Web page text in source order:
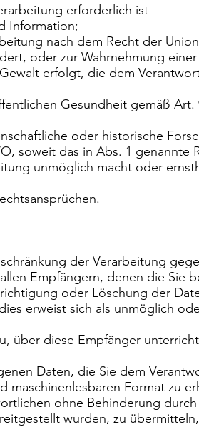
erforderlich ist
Information;
nach dem Recht der
oder zur Wahrnehmung
erfolgt, die dem
Gesundheit gemäß Art.
oder historische
soweit das in Abs. 1 genannte
unmöglich macht oder
der Verarbeitung
Empfängern, denen die Sie
oder Löschung der
erweist sich als unmöglich
über diese Empfänger
Daten, die Sie dem
Format zu
ohne Behinderung
wurden, zu